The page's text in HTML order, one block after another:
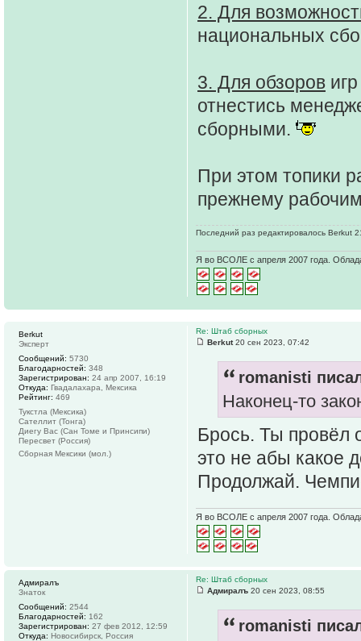
2. Для
национальных
3. Для обзоров
отнестись
сборными.
При этом топики
прежнему
Последний раз редактировалось Berkut
Я во ВСОЛЕ с апреля 2007 года.
Re: Штаб сборных
Berkut20 сен 2023, 07:42
romanisti
Наконец-то
Брось. Ты провёл
это не абы какое
Продолжай.
Я во ВСОЛЕ с апреля 2007 года.
Berkut
Эксперт
Сообщений: 5730
Благодарностей: 348
Зарегистрирован: 24 апр 2007, 16:19
Откуда: Гвадалахара, Мексика
Рейтинг: 469
Тукстла (Мексика)
Сателлит (Тонга)
Диегу Вас (Сан Томе и Принсипи)
Пересвет (Россия)
Сборная Мексики (мол.)
Re: Штаб сборных
Адмиралъ 20 сен 2023, 08:55
romanisti
Адмиралъ
Знаток
Сообщений: 2544
Благодарностей: 162
Зарегистрирован: 27 фев 2012, 12:59
Откуда: Новосибирск, Россия